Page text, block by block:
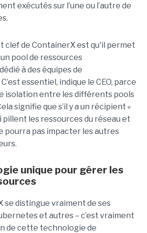
exécutés sur l’une ou l’autre de
clef de ContainerX est qu'il permet
pool de ressources
à des équipes de
essentiel, indique le CEO, parce
isolation entre les différents pools
signifie que s’il y a un récipient «
pillent les ressources du réseau et
pourra pas impacter les autres
unique pour gérer les
se distingue vraiment de ses
et autres – c’est vraiment
de cette technologie de